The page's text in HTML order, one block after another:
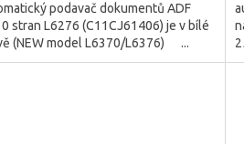
podavač dokumentů ADF
stran L6276 (C11CJ61406) je v bílé
(NEW model L6370/L6376) ...